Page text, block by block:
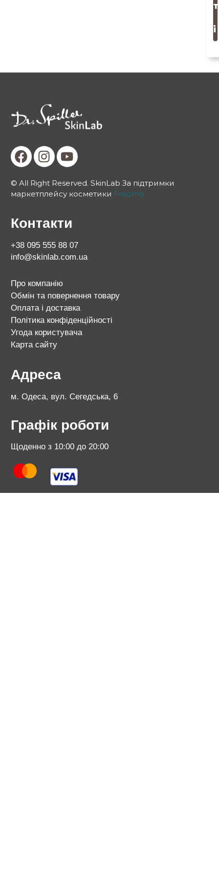
т
і
© All Right Reserved. SkinLab За підтримки
маркетплейсу косметики Froomo
Контакти
+38 095 555 88 07
info@skinlab.com.ua
Про компанію
Обмін та повернення товару
Оплата і доставка
Політика конфіденційності
Угода користувача
Карта сайту
Адреса
м. Одеса, вул. Сегедська, 6
Графік роботи
Щоденно з 10:00 до 20:00